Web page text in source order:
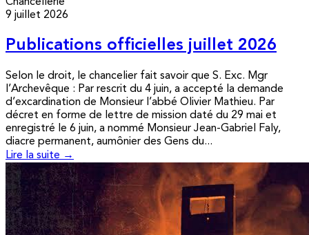
Chancellerie
9 juillet 2026
Publications officielles juillet 2026
Selon le droit, le chancelier fait savoir que S. Exc. Mgr
l’Archevêque : Par rescrit du 4 juin, a accepté la demande
d’excardination de Monsieur l’abbé Olivier Mathieu. Par
décret en forme de lettre de mission daté du 29 mai et
enregistré le 6 juin, a nommé Monsieur Jean-Gabriel Faly,
diacre permanent, aumônier des Gens du...
Lire la suite →